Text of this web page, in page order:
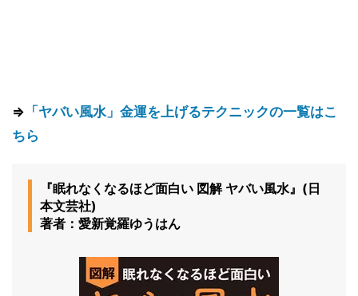
⇒ 「ヤバい風水」金運を上げるテクニックの一覧はこ
ちら
『眠れなくなるほど面白い 図解 ヤバい風水』(日
本文芸社)
著者：愛新覚羅ゆうはん